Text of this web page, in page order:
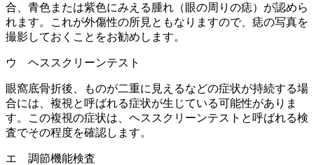
合、青色または紫色にみえる腫れ（眼の周りの痣）が認めら
れます。これが外傷性の所見ともなりますので、痣の写真を
撮影しておくことをお勧めします。
ウ ヘススクリーンテスト
眼窩底骨折後、ものが二重に見えるなどの症状が持続する場
合には、複視と呼ばれる症状が生じている可能性がありま
す。この複視の症状は、ヘススクリーンテストと呼ばれる検
査でその程度を確認します。
エ 調節機能検査